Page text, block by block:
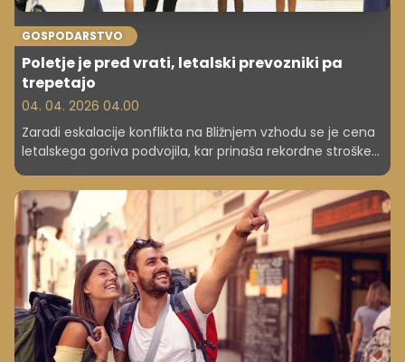
GOSPODARSTVO
Poletje je pred vrati, letalski prevozniki pa
trepetajo
04. 04. 2026 04.00
Zaradi eskalacije konflikta na Bližnjem vzhodu se je cena
letalskega goriva podvojila, kar prinaša rekordne stroške
letov in zvišujejo cene kart, kar otežuje potovanja in
ogroža dobičkonosnost industrije.